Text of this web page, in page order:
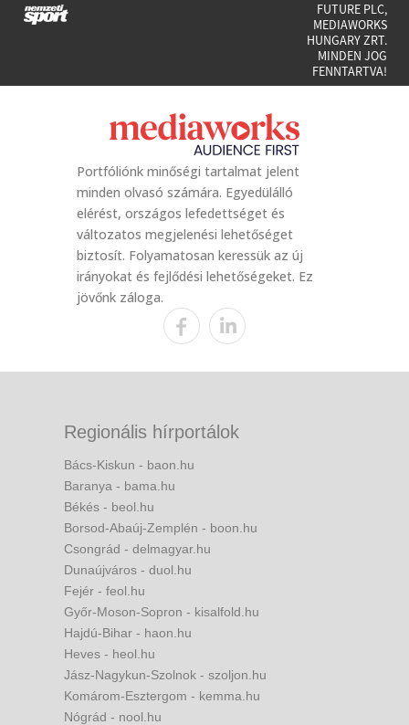
FUTURE PLC,
MEDIAWORKS
HUNGARY ZRT.
MINDEN JOG
FENNTARTVA!
Portfóliónk minőségi tartalmat jelent
minden olvasó számára. Egyedülálló
elérést, országos lefedettséget és
változatos megjelenési lehetőséget
biztosít. Folyamatosan keressük az új
irányokat és fejlődési lehetőségeket. Ez
jövőnk záloga.
Regionális hírportálok
Bács-Kiskun - baon.hu
Baranya - bama.hu
Békés - beol.hu
Borsod-Abaúj-Zemplén - boon.hu
Csongrád - delmagyar.hu
Dunaújváros - duol.hu
Fejér - feol.hu
Győr-Moson-Sopron - kisalfold.hu
Hajdú-Bihar - haon.hu
Heves - heol.hu
Jász-Nagykun-Szolnok - szoljon.hu
Komárom-Esztergom - kemma.hu
Nógrád - nool.hu